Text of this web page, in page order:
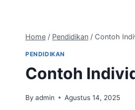
Home / Pendidikan / Contoh
PENDIDIKAN
Contoh
By admin Agustus 14, 2025